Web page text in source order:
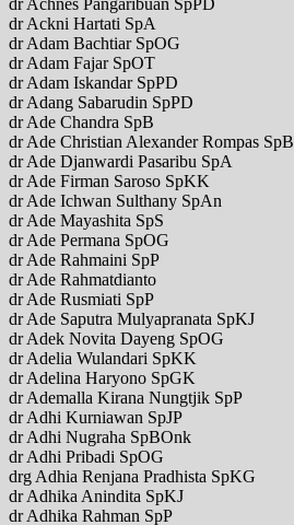
dr Achnes Pangaribuan SpPD
dr Ackni Hartati SpA
dr Adam Bachtiar SpOG
dr Adam Fajar SpOT
dr Adam Iskandar SpPD
dr Adang Sabarudin SpPD
dr Ade Chandra SpB
dr Ade Christian Alexander Rompas SpB
dr Ade Djanwardi Pasaribu SpA
dr Ade Firman Saroso SpKK
dr Ade Ichwan Sulthany SpAn
dr Ade Mayashita SpS
dr Ade Permana SpOG
dr Ade Rahmaini SpP
dr Ade Rahmatdianto
dr Ade Rusmiati SpP
dr Ade Saputra Mulyapranata SpKJ
dr Adek Novita Dayeng SpOG
dr Adelia Wulandari SpKK
dr Adelina Haryono SpGK
dr Ademalla Kirana Nungtjik SpP
dr Adhi Kurniawan SpJP
dr Adhi Nugraha SpBOnk
dr Adhi Pribadi SpOG
drg Adhia Renjana Pradhista SpKG
dr Adhika Anindita SpKJ
dr Adhika Rahman SpP